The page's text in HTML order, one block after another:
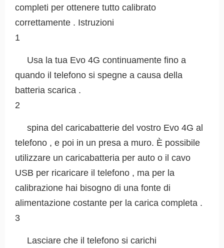
completi per ottenere tutto calibrato
correttamente . Istruzioni
1
Usa la tua Evo 4G continuamente fino a
quando il telefono si spegne a causa della
batteria scarica .
2
spina del caricabatterie del vostro Evo 4G al
telefono , e poi in un presa a muro. È possibile
utilizzare un caricabatteria per auto o il cavo
USB per ricaricare il telefono , ma per la
calibrazione hai bisogno di una fonte di
alimentazione costante per la carica completa .
3
Lasciare che il telefono si carichi